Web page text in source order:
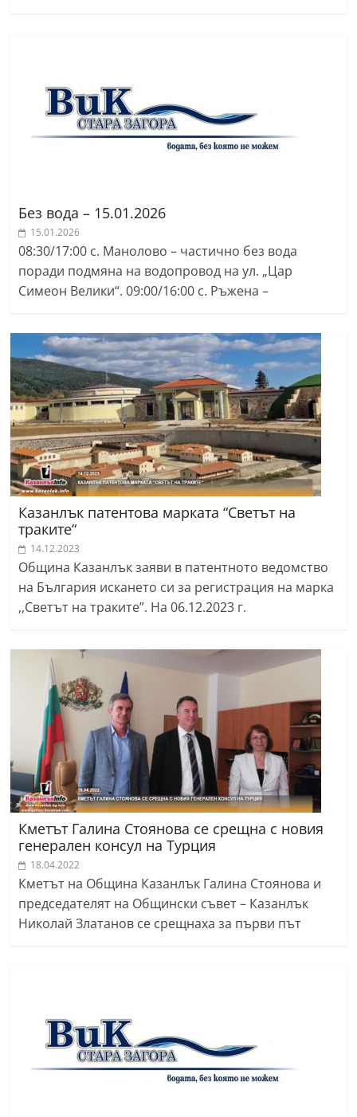
Без вода – 15.01.2026
15.01.2026
08:30/17:00 с. Манолово – частично без вода
поради подмяна на водопровод на ул. „Цар
Симеон Велики“. 09:00/16:00 с. Ръжена –
Казанлък патентова марката “Светът на
траките“
14.12.2023
Община Казанлък заяви в патентното ведомство
на България искането си за регистрация на марка
,,Светът на траките”. На 06.12.2023 г.
Кметът Галина Стоянова се срещна с новия
генерален консул на Турция
18.04.2022
Кметът на Община Казанлък Галина Стоянова и
председателят на Общински съвет – Казанлък
Николай Златанов се срещнаха за първи път